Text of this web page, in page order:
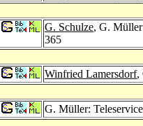
G. Schulze, G.
365
Winfried Lamersdorf,
G. Müller: